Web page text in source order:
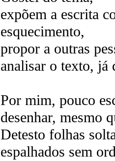
expõem a escrita
esquecimento,
propor a outras
analisar o texto, já
Por mim, pouco
desenhar, mesmo
Detesto folhas
espalhados sem